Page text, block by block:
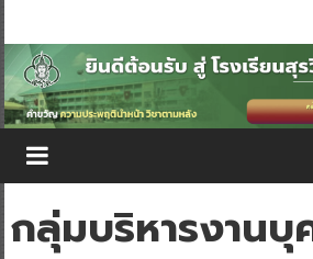
กลุ่มบริหารงานบุ